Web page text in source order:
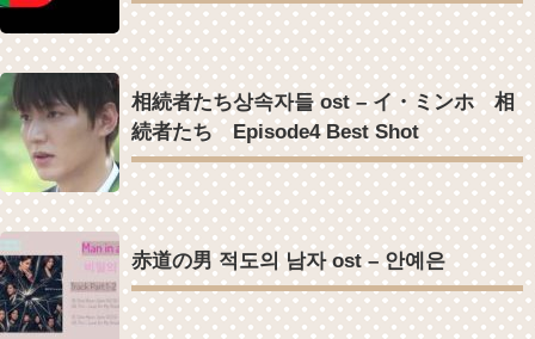
相続者たち상속자들 ost – イ・ミンホ 相
続者たち Episode4 Best Shot
赤道の男 적도의 남자 ost – 안예은